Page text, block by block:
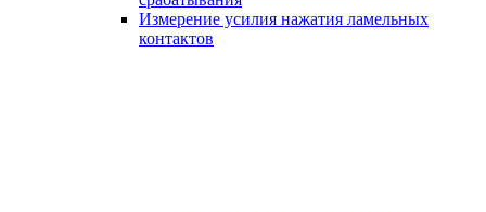
Измерение усилия нажатия ламельных
контактов